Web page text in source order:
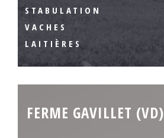
STABULATION
VACHES
LAITIÈRES
FERME GAVILLET (VD)